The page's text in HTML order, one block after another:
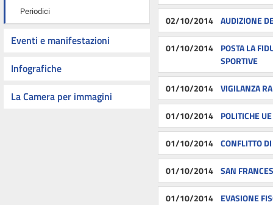
Periodici
Eventi e manifestazioni
Infografiche
La Camera per immagini
02/10/2014 AUDIZIONE
01/10/2014
POSTA LA
SPORTIVE
01/10/2014 VIGILANZA
01/10/2014 POLITICHE
01/10/2014 CONFLITTO
01/10/2014 SAN
01/10/2014 EVASIONE